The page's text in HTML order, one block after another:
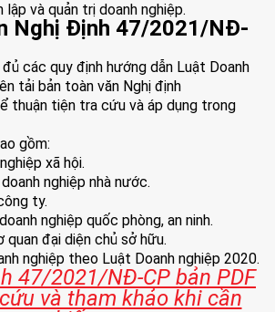
và quản trị doanh nghiệp.
Nghị Định 47/2021/NĐ-
các quy định hướng dẫn Luật Doanh
tải bản toàn văn Nghị định
thuận tiện tra cứu và áp dụng trong
gồm:
xã hội.
nghiệp nhà nước.
ty.
nghiệp quốc phòng, an ninh.
quan đại diện chủ sở hữu.
nghiệp theo Luật Doanh nghiệp 2020.
47/2021/NĐ-CP bản PDF
và tham khảo khi cần